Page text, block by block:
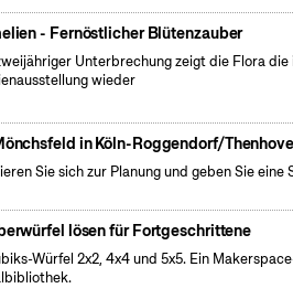
- Fernöstlicher Blütenzauber
Unterbrechung zeigt die Flora
wieder
in Köln-Roggendorf/
Sie sich zur Planung und geben Sie eine
lösen für Fortgeschrittene
Würfel 2x2, 4x4 und 5x5. Ein